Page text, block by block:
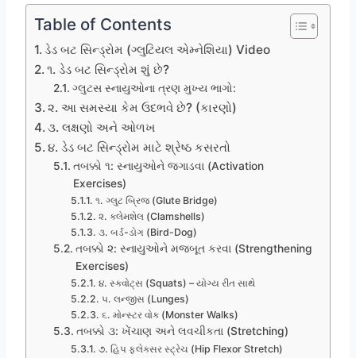
Table of Contents
ડેડ બટ સિન્ડ્રોમ (ગ્લુટિયલ એમ્નેશિયા) Video
૧. ડેડ બટ સિન્ડ્રોમ શું છે?
ગ્લુટસ સ્નાયુઓના ત્રણ મુખ્ય ભાગો:
૨. આ સમસ્યા કેમ ઉદભવે છે? (કારણો)
૩. લક્ષણો અને ઓળખ
૪. ડેડ બટ સિન્ડ્રોમ માટે શ્રેષ્ઠ કસરતો
તબક્કો ૧: સ્નાયુઓને જગાડવા (Activation
Exercises)
૧. ગ્લુટ બ્રિજ (Glute Bridge)
૨. ક્લેમશેલ (Clamshells)
૩. બર્ડ-ડોગ (Bird-Dog)
તબક્કો ૨: સ્નાયુઓને મજબૂત કરવા (Strengthening
Exercises)
૪. સ્ક્વોટ્સ (Squats) – યોગ્ય રીત સાથે
૫. લન્જીસ (Lunges)
૬. મોન્સ્ટર વોક (Monster Walks)
તબક્કો ૩: ખેંચાણ અને લવચીકતા (Stretching)
૭. હિપ ફ્લેક્સર સ્ટ્રેચ (Hip Flexor Stretch)